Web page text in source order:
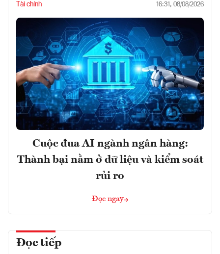
Tài chính 16:31, 08/08/2026
Cuộc đua AI ngành ngân hàng:
Thành bại nằm ở dữ liệu và kiểm soát
rủi ro
Đọc ngay
Đọc tiếp